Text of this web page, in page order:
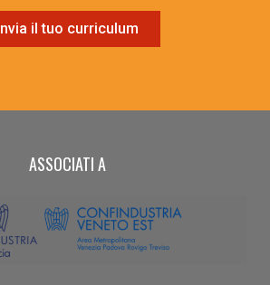
Invia il tuo curriculum
ASSOCIATI A